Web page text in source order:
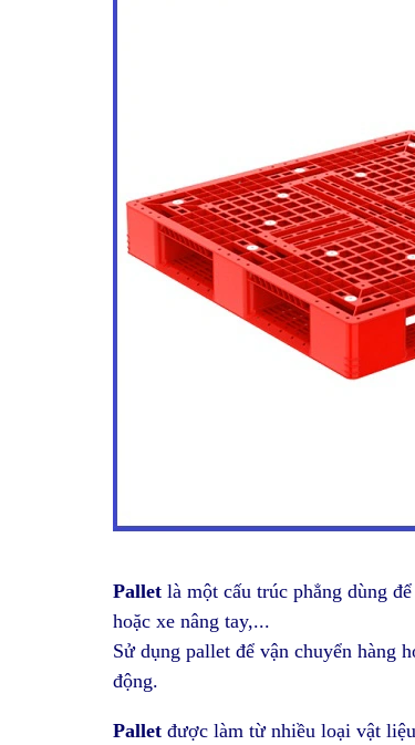
Pallet là một cấu trúc phẳng dùng
hoặc xe nâng tay,...
Sử dụng pallet để vận chuyển hàng
động.
Pallet được làm từ nhiều loại vật